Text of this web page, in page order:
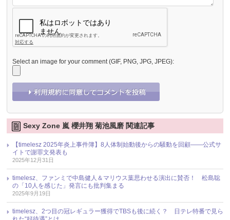
Select an image for your comment (GIF, PNG, JPG, JPEG):
Sexy Zone 嵐 櫻井翔 菊池風磨 関連記事
【timelesz 2025年炎上事件簿】8人体制始動後からの騒動を回顧――公式サ
イトで謝罪文発表も
2025年12月31日
timelesz、ファンミで中島健人＆マリウス葉思わせる演出に賛否！ 松島聡
の「10人を感じた」発言にも批判集まる
2025年9月19日
timelesz、2つ目の冠レギュラー獲得でTBSも後に続く？ 日テレ特番で見ら